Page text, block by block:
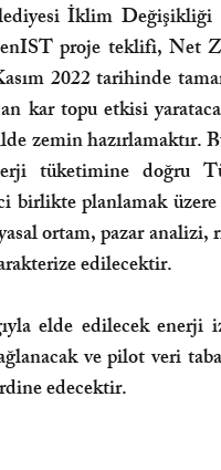
İklim
proje teklifi,
2022 tarihinde
kar topu etkisi
zemin
tüketimine doğru
birlikte planlamak
ortam, pazar
edilecektir.
elde edilecek
ve pilot veri
edecektir.